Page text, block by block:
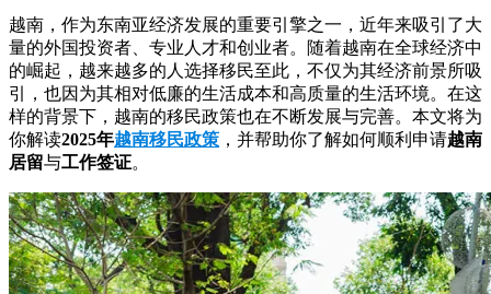
越南，作为东南亚经济发展的重要引擎之一，近年来吸引了大
量的外国投资者、专业人才和创业者。随着越南在全球经济中
的崛起，越来越多的人选择移民至此，不仅为其经济前景所吸
引，也因为其相对低廉的生活成本和高质量的生活环境。在这
样的背景下，越南的移民政策也在不断发展与完善。本文将为
你解读2025年越南移民政策 ，并帮助你了解如何顺利申请越南
居留与工作签证。